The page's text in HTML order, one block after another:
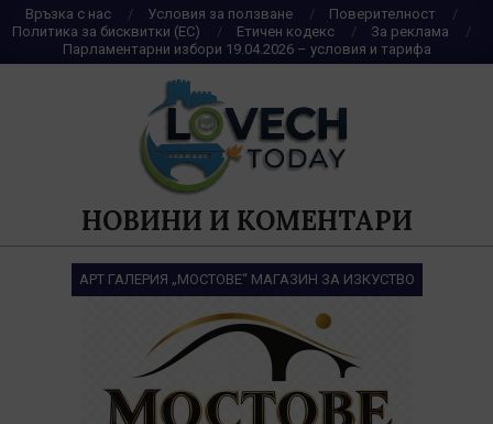
Skip
to
content
Връзка с нас Условия за ползване
Поверителност
Политика за бисквитки (ЕС)
Етичен кодекс
За реклама
Парламентарни избори 19.04.2026 – условия и тарифа
НОВИНИ И КОМЕНТАРИ
АРТ ГАЛЕРИЯ „МОСТОВЕ“ МАГАЗИН ЗА ИЗКУСТВО